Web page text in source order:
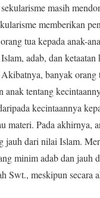
masih
memberikan
tua kepada anak-
adab, dan
banyak orang
anak tentang
kecintaannya
materi. Pada akhirnya,
jauh dari nilai Islam.
minim adab dan jauh
Swt., meskipun secara